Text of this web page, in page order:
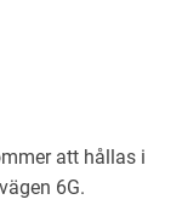
att hållas i
6G.